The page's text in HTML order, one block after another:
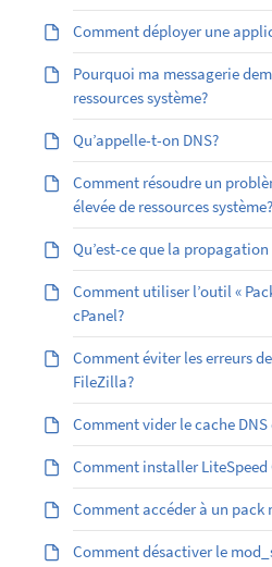
Comment déployer une
Pourquoi ma messagerie
ressources système?
Qu’appelle-t-on DNS?
Comment résoudre un
élevée de ressources système?
Qu’est-ce que la propagation
Comment utiliser l’outil «
cPanel?
Comment éviter les erreurs
FileZilla?
Comment vider le cache
Comment installer LiteSpeed
Comment accéder à un pack
Comment désactiver le